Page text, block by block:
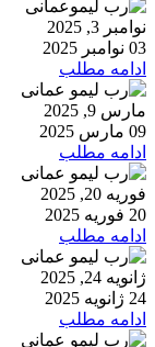
نوامبر 3, 2025
03 نوامبر 2025
ادامه مطلب
مارس 9, 2025
09 مارس 2025
ادامه مطلب
فوریه 20, 2025
20 فوریه 2025
ادامه مطلب
ژانویه 24, 2025
24 ژانویه 2025
ادامه مطلب